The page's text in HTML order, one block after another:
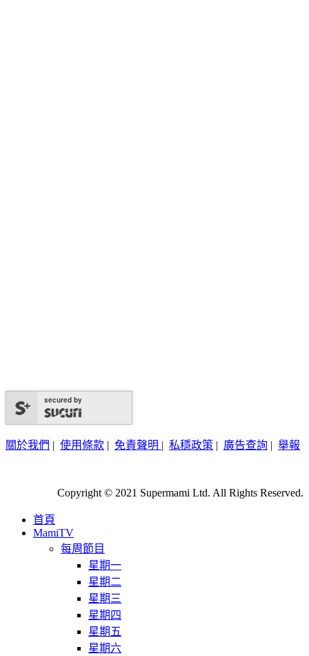
secured by
關於我們 | 使用條款 | 免責聲明 | 私穩政策 | 廣告查詢 | 舉報
Copyright © 2021 Supermami Ltd. All Rights Reserved.
首頁
MamiTV
每周節目
星期一
星期二
星期三
星期四
星期五
星期六